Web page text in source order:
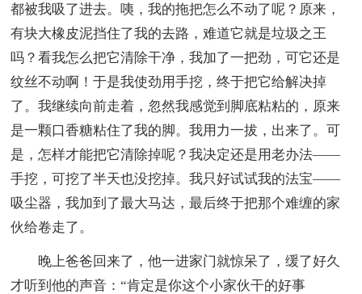
都被我吸了进去。咦，我的拖把怎么不动了呢？原来，
有块大橡皮泥挡住了我的去路，难道它就是垃圾之王
吗？看我怎么把它清除干净，我加了一把劲，可它还是
纹丝不动啊！于是我使劲用手挖，终于把它给解决掉
了。我继续向前走着，忽然我感觉到脚底粘粘的，原来
是一颗口香糖粘住了我的脚。我用力一拔，出来了。可
是，怎样才能把它清除掉呢？我决定还是用老办法——
手挖，可挖了半天也没挖掉。我只好试试我的法宝——
吸尘器，我加到了最大马达，最后终于把那个难缠的家
伙给卷走了。
晚上爸爸回来了，他一进家门就惊呆了，缓了好久
才听到他的声音：“肯定是你这个小家伙干的好事